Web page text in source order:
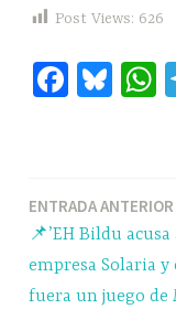
Post Views: 626
Fa Bl
Navegación
entradas
ENTRADA ANTERIOR
📌’EH Bildu
empresa Solaria
fuera un juego de